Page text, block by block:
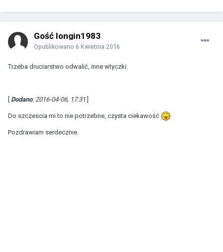
Gość longin1983
Opublikowano 6 Kwietnia 2016
Trzeba druciarstwo odwalić, inne wtyczki.
Dodano: 2016-04-06, 17:31
Do szczescia mi to nie potrzebne, czysta ciekawość
Pozdrawiam serdecznie.